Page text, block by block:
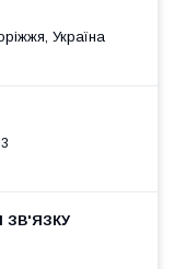
Україна